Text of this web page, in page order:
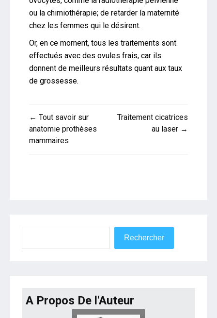
ou la chimiothérapie; de retarder la maternité
chez les femmes qui le désirent.
Or, en ce moment, tous les traitements sont
effectués avec des ovules frais, car ils
donnent de meilleurs résultats quant aux taux
de grossesse.
Navigation
de
l’article
← Tout savoir sur
anatomie prothèses
mammaires
Traitement cicatrices
au laser →
Rechercher
A Propos De l'Auteur